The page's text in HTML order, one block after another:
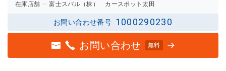
在庫店舗 富士スバル（株） カースポット太田
お問い合わせ番号 1000290230
お問い合わせ 無料